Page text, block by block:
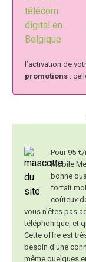
l’activation de
promotions :
Pour 95
Mobile
bonne
forfait
coûteux
vous n'êtes pas
téléphonique, et
Cette offre est
besoin d'une
même quelques